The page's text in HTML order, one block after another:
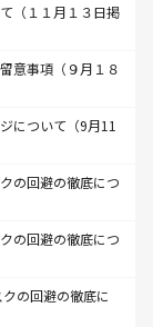
（１１月１３日掲
意事項（９月１８
について（9月11
の回避の徹底につ
の回避の徹底につ
の回避の徹底に